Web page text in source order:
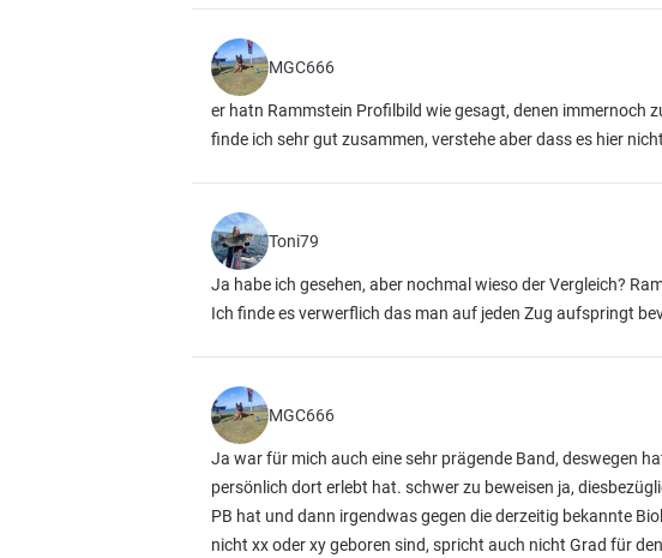
MGC666
er hatn Rammstein Profilbild wie gesagt, denen immernoch
finde ich sehr gut zusammen, verstehe aber dass es hier
Toni79
Ja habe ich gesehen, aber nochmal wieso der Vergleich?
Ich finde es verwerflich das man auf jeden Zug aufspringt
MGC666
Ja war für mich auch eine sehr prägende Band, deswegen
persönlich dort erlebt hat. schwer zu beweisen ja,
PB hat und dann irgendwas gegen die derzeitig bekannte
nicht xx oder xy geboren sind, spricht auch nicht Grad für